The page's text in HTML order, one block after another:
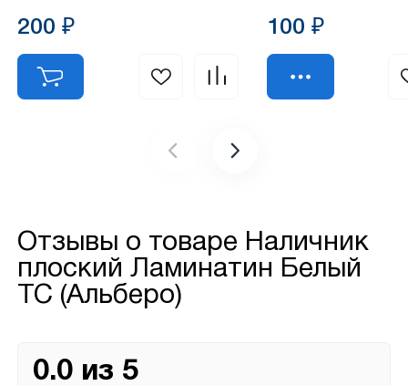
200 ₽ 100 ₽
Отзывы о товаре Наличник
плоский Ламинатин Белый
ТС (Альберо)
0.0 из 5